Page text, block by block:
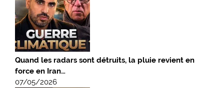
Quand les radars sont détruits, la pluie revient en
force en Iran…
07/05/2026